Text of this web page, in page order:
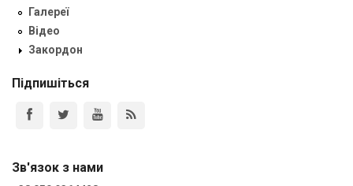
Галереї
Відео
Закордон
Підпишіться
Зв'язок з нами